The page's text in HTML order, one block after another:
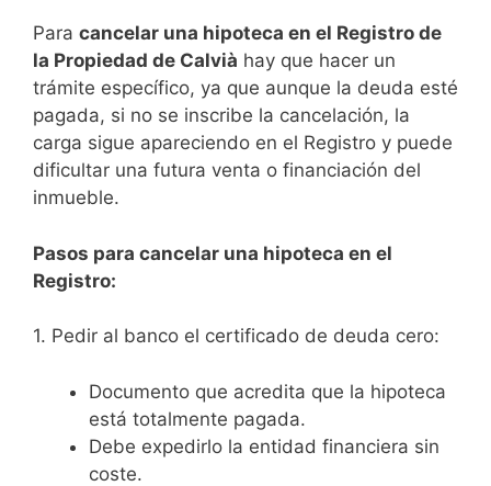
Para cancelar una hipoteca en el Registro de
la Propiedad de Calvià hay que hacer un
trámite específico, ya que aunque la deuda esté
pagada, si no se inscribe la cancelación, la
carga sigue apareciendo en el Registro y puede
dificultar una futura venta o financiación del
inmueble.
Pasos para cancelar una hipoteca en el
Registro:
1. Pedir al banco el certificado de deuda cero:
Documento que acredita que la hipoteca
está totalmente pagada.
Debe expedirlo la entidad financiera sin
coste.